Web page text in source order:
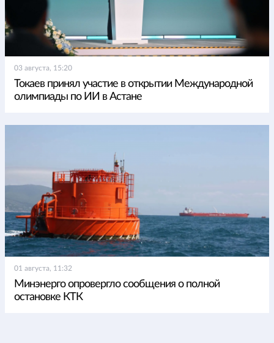
03 августа, 15:20
Токаев принял участие в открытии Международной
олимпиады по ИИ в Астане
01 августа, 11:32
Минэнерго опровергло сообщения о полной
остановке КТК